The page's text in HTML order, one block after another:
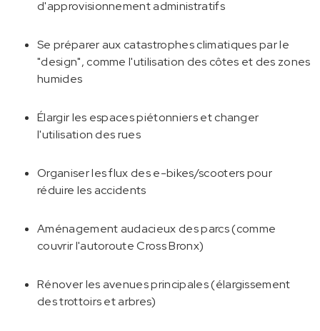
d'approvisionnement administratifs
Se préparer aux catastrophes climatiques par le
"design", comme l'utilisation des côtes et des zones
humides
Élargir les espaces piétonniers et changer
l'utilisation des rues
Organiser les flux des e-bikes/scooters pour
réduire les accidents
Aménagement audacieux des parcs (comme
couvrir l'autoroute Cross Bronx)
Rénover les avenues principales (élargissement
des trottoirs et arbres)